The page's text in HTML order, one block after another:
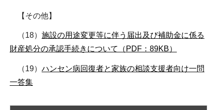
【その他】
（18） 施設の用途変更等に伴う届出及び補助金に係る
財産処分の承認手続きについて（PDF：89KB）
（19） ハンセン病回復者と家族の相談支援者向け一問
一答集